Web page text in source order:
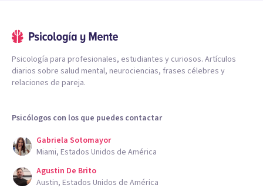
Psicología para profesionales, estudiantes y curiosos. Artículos
diarios sobre salud mental, neurociencias, frases célebres y
relaciones de pareja.
Psicólogos con los que puedes contactar
Gabriela Sotomayor
Miami, Estados Unidos de América
Agustin De Brito
Austin, Estados Unidos de América